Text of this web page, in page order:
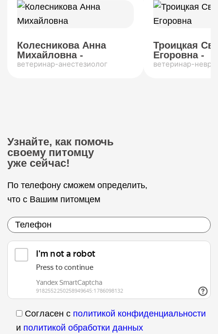
Колесникова Анна
Михайловна -
ветеринар-анестезиолог
Троицкая
Егоровна -
ветеринар-
Узнайте, как помочь
своему питомцу
уже сейчас!
По телефону сможем определить,
что с Вашим питомцем
Согласен с политикой конфиденциальности
и политикой обработки данных